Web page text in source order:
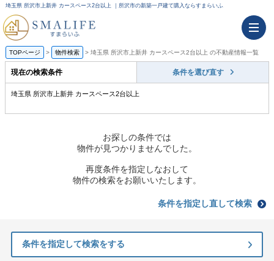
埼玉県 所沢市上新井 カースペース2台以上 ｜所沢市の新築一戸建て購入ならすまらいふ
TOPページ 物件検索 埼玉県 所沢市上新井 カースペース2台以上 の不動産情報一覧
現在の検索条件 条件を選び直す
埼玉県 所沢市上新井 カースペース2台以上
お探しの条件では
物件が見つかりませんでした。
再度条件を指定しなおして
物件の検索をお願いいたします。
条件を指定し直して検索
条件を指定して検索をする